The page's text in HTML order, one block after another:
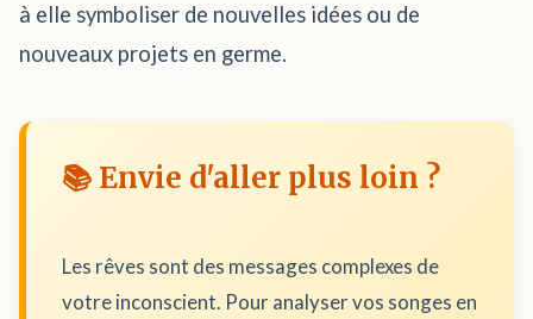
à elle symboliser de nouvelles idées ou de
nouveaux projets en germe.
📚 Envie d'aller plus loin ?
Les rêves sont des messages complexes de
votre inconscient. Pour analyser vos songes en